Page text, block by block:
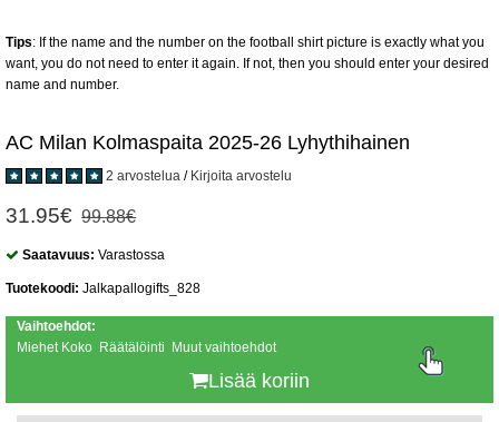
Tips: If the name and the number on the football shirt picture is exactly what you
want, you do not need to enter it again. If not, then you should enter your desired
name and number.
AC Milan Kolmaspaita 2025-26 Lyhythihainen
2 arvostelua / Kirjoita arvostelu
31.95€ 99.88€
Saatavuus: Varastossa
Tuotekoodi: Jalkapallogifts_828
Vaihtoehdot:
Miehet Koko Räätälöinti Muut vaihtoehdot
Lisää koriin